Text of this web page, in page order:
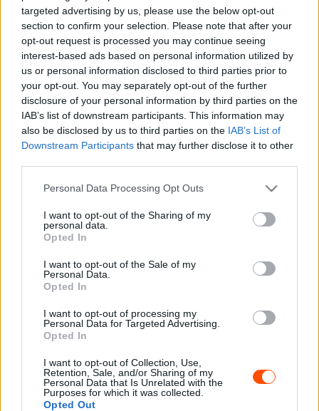
targeted advertising by us, please use the below opt-out
section to confirm your selection. Please note that after your
opt-out request is processed you may continue seeing
interest-based ads based on personal information utilized by
us or personal information disclosed to third parties prior to
your opt-out. You may separately opt-out of the further
disclosure of your personal information by third parties on the
IAB’s list of downstream participants. This information may
also be disclosed by us to third parties on the IAB’s List of
Downstream Participants that may further disclose it to other
Please note that this website/app uses one or more Google
not limited to your visit or usage behaviour. You may click to
grant or deny consent to Google and its third-party tags to
use your data for below specified purposes in below Google
consent section.
Personal Data Processing Opt Outs
I want to opt-out of the Sharing of my
personal data.
Opted In
I want to opt-out of the Sale of my
Personal Data.
Opted In
I want to opt-out of processing my
Personal Data for Targeted Advertising.
Opted In
I want to opt-out of Collection, Use,
Retention, Sale, and/or Sharing of my
Personal Data that Is Unrelated with the
Purposes for which it was collected.
Opted Out
Rovanperä közé egyedül már említett Tänak tudott
beférkőzni, jelenleg a harmadik helyen áll. A gyártók
bajnokságában eközben 65 pont a Toyota előnye.
„A szezon eddig nagyon jól alakult, hat futamot is
megnyertünk, és a pilóták bajnoksága nagyon izgalmas
mondta Jari-Matti Latvala, a Toyota csapatfőnöke, akit
ebben a szezonban nagyrészt Juha Kankkunen
helyettesít a versenyeken.– Összességében elégedettek
lehetünk, azonban tudjuk, hogy a Hyundai fenyegetést
küzdenünk.”